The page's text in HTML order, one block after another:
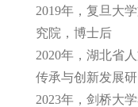
2019年，复旦大
究院，博士后
2020年，湖北省
传承与创新发展
2023年，剑桥大